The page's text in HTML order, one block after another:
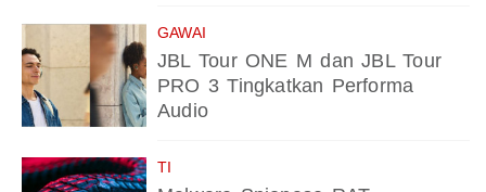
GAWAI
JBL Tour ONE M dan JBL Tour
PRO 3 Tingkatkan Performa
Audio
TI